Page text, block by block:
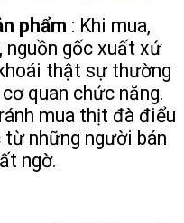
phẩm : Khi mua,
nguồn gốc xuất xứ
thật sự thường
quan chức năng.
mua thịt đà điểu
những người bán
ngờ.